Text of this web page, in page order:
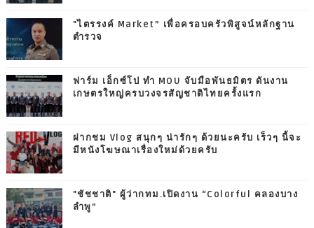
"ไตรรงค์ Market” เพื่อครอบครัวพิสูจน์หลักฐาน
ตำรวจ
ฟาร์ม เอ็กซ์โป ทำ MOU จับมือพันธมิตร ดันงาน
เกษตรใหญ่ครบวงจรสัญชาติไทยครั้งแรก
ฝากชม Vlog สนุกๆ น่ารักๆ ด้วยนะครับ เร็วๆ นี้จะ
มีหนังโฆษณาเรื่องใหม่ด้วยครับ
"ชัชชาติ" ผู้ว่ากทม.เปิดงาน “Colorful คลองบาง
ลำพู”